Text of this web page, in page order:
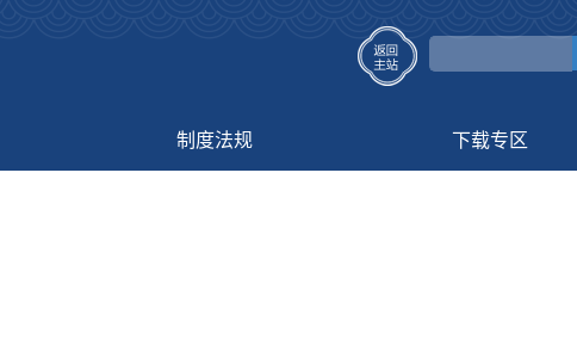
制度法规 下载专区